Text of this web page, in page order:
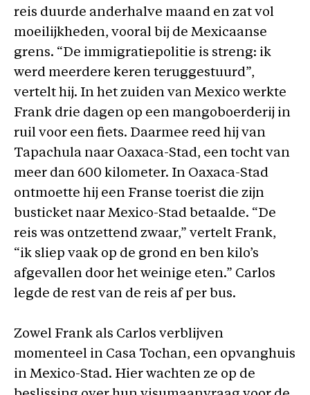
reis duurde anderhalve maand en zat vol
moeilijkheden, vooral bij de Mexicaanse
grens. “De immigratiepolitie is streng: ik
werd meerdere keren teruggestuurd”,
vertelt hij. In het zuiden van Mexico werkte
Frank drie dagen op een mangoboerderij in
ruil voor een fiets. Daarmee reed hij van
Tapachula naar Oaxaca-Stad, een tocht van
meer dan 600 kilometer. In Oaxaca-Stad
ontmoette hij een Franse toerist die zijn
busticket naar Mexico-Stad betaalde. “De
reis was ontzettend zwaar,” vertelt Frank,
“ik sliep vaak op de grond en ben kilo’s
afgevallen door het weinige eten.” Carlos
legde de rest van de reis af per bus.
Zowel Frank als Carlos verblijven
momenteel in Casa Tochan, een opvanghuis
in Mexico-Stad. Hier wachten ze op de